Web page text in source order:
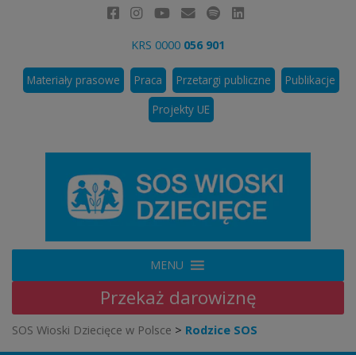
KRS 0000 056 901
Materiały prasowe Praca Przetargi publiczne
Publikacje
Projekty UE
MENU
Przekaż darowiznę
SOS Wioski Dziecięce w Polsce > Rodzice SOS